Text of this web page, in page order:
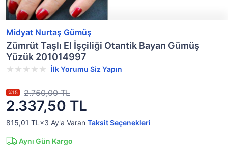
Midyat Nurtaş Gümüş
Zümrüt Taşlı El İşçiliği Otantik Bayan Gümüş
Yüzük 201014997
İlk Yorumu Siz Yapın
2.337,50 TL
%15 2.750,00 TL
815,01 TL×3 Ay'a Varan Taksit Seçenekleri
Aynı Gün Kargo